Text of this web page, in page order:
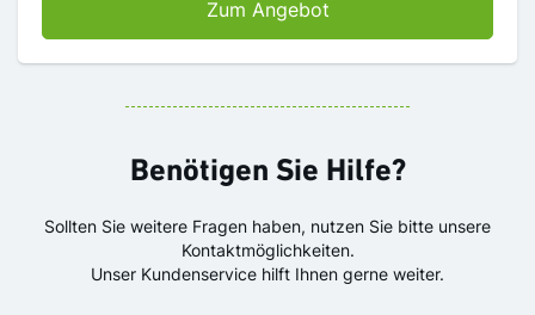
Zum AngebotWAZ Digital inkl.
Benötigen Sie Hilfe?
Sollten Sie weitere Fragen haben, nutzen Sie bitte unsere
Kontaktmöglichkeiten.
Unser Kundenservice hilft Ihnen gerne weiter.